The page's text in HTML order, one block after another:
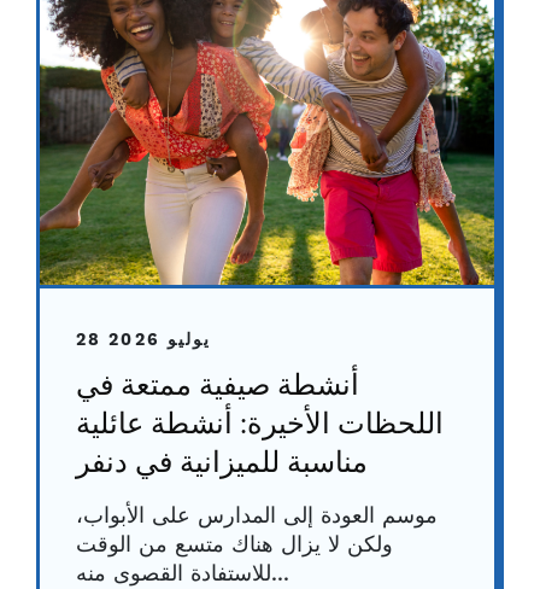
28 يوليو 2026
أنشطة صيفية ممتعة في
اللحظات الأخيرة: أنشطة عائلية
مناسبة للميزانية في دنفر
موسم العودة إلى المدارس على الأبواب،
ولكن لا يزال هناك متسع من الوقت
للاستفادة القصوى منه...